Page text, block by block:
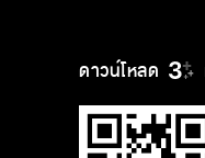
ดาวน์โหลด